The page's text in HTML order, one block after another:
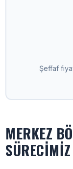
Şeffaf
MERKEZ
SÜRECIMIZ